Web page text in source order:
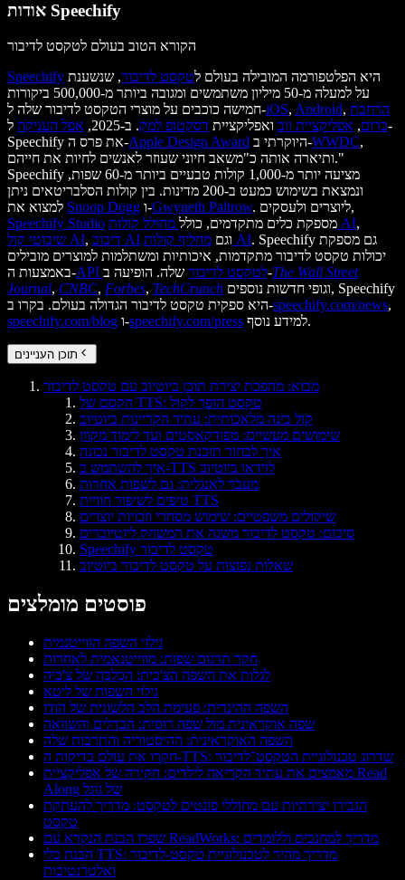
אודות Speechify
הקורא הטוב בעולם לטקסט לדיבור
Speechify
היא הפלטפורמה המובילה בעולם לטקסט לדיבור, שנשענת
על למעלה מ-50 מיליון משתמשים ומגובה ביותר מ-500,000 ביקורות
חמישה כוכבים על מוצרי הטקסט לדיבור שלה ל-iOS, Android, הרחבת
כרום, אפליקציית ווב ואפליקציית דסקטופ למק. ב-2025, אפל העניקה ל-
Speechify את פרס ה-Apple Design Award היוקרתי ב-WWDC,
ותיארה אותה כ"משאב חיוני שעוזר לאנשים לחיות את חייהם."
Speechify מציעה יותר מ-1,000 קולות טבעיים ביותר מ-60 שפות,
ונמצאת בשימוש כמעט ב-200 מדינות. בין קולות הסלבריטאים ניתן
Snoop Dogg ו-Gwyneth Paltrow
. ליוצרים ולעסקים,
Speechify Studio
מספקת כלים מתקדמים, כולל מחולל קולות AI,
שיבוטי קול AI, דיבוב AI וגם מחליף קולות AI. Speechify גם מספקת
יכולות טקסט לדיבור מתקדמות, איכותיות ומשתלמות למוצרים מובילים
באמצעות ה-
API לטקסט לדיבורשלה. הופיעה ב-The Wall Street
Journal, CNBC, Forbes, TechCrunch
היא ספקית טקסט לדיבור הגדולה בעולם. בקרו ב-speechify.com/news,
speechify.com/blog ו-speechify.com/press למידע נוסף.
תוכן העניינים
מבוא: מהפכת יצירת תוכן ביוטיוב עם טקסט לדיבור
הקסם של TTS: טקסט הופך לקול
קול בינה מלאכותית: עתיד הקריינות ביוטיוב
שימושים מעשיים: מפודקאסטים ועד לימוד מקוון
איך לבחור תוכנת טקסט לדיבור נכונה
איך להשתמש ב-TTS לוידאו ביוטיוב
מעבר לאנגלית: גם לשפות אחרות
טיפים לשיפור חוויית TTS
שיקולים משפטיים: שימוש מסחרי וזכויות יוצרים
סיכום: טקסט לדיבור משנה את המשחק ליוטיוברים
Speechify טקסט לדיבור
שאלות נפוצות על טקסט לדיבור ביוטיוב
פוסטים מומלצים
גילוי השפה הווייטנמית
חקר תרגום שפות: מווייטנאמית לאחרות
לגלות את השפה הצ'כית: הכִּלבָּה של צ'כיה
גילוי השפות של ליטא
השפה ההינדית: פעימת הלב הלשונית של הודו
שפה אוקראינית מול שפה רוסית: הבדלים והשוואה
השפה האוקראינית: ההיסטוריה והתרבות שלה
חקרו את עולם בדיקות ה-TTS: שדרוג טכנולוגיית הטקסט־לדיבור
מאמצים את עתיד הקריאה לילדים: חקירה של אפליקציית Read
Along של גוגל
הגבירו יצירתיות עם מחוללי פונטים לטקסט: מדריך להעתקת
טקסט
שפרו הבנת הנקרא עם ReadWorks: מדריך למחנכים וללומדים
הבנת כלי TTS: מדריך מהיר לטכנולוגיית טקסט‑לדיבור
ואלטרנטיבות